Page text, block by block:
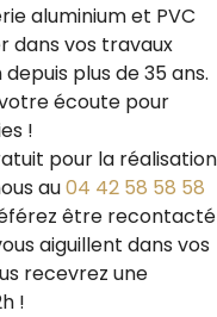
aluminium et PVC
dans vos travaux
plus de 35 ans.
écoute pour
!
pour la réalisation
au04 42 58 58 58
être recontacté
aiguillent dans vos
recevrez une
!